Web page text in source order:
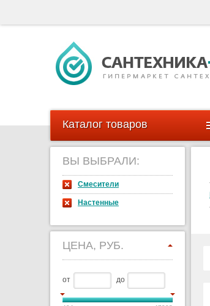
Каталог товаров
ВЫ ВЫБРАЛИ:
Смесители
Настенные
ЦЕНА, РУБ.
от до